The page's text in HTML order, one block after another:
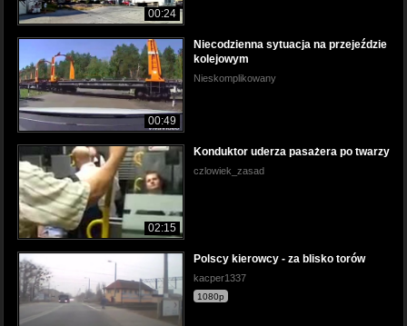
00:24
00:49
Niecodzienna sytuacja na przejeździe
kolejowym
Nieskomplikowany
02:15
Konduktor uderza pasażera po twarzy
czlowiek_zasad
Polscy kierowcy - za blisko torów
kacper1337
1080p